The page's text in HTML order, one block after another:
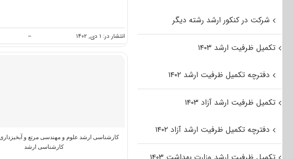
انتشار در: ۱ دی, ۱۴۰۲ --
کارشناسی ارشد علوم و مهندسی مرتع و
کارشناسی ارشد
شرکت در کنکور ارشد رشته دیگر
تکمیل ظرفیت ارشد ۱۴۰۳
دفترچه تکمیل ظرفیت ارشد ۱۴۰۲
تکمیل ظرفیت ارشد آزاد ۱۴۰۳
دفترچه تکمیل ظرفیت ارشد آزاد ۱۴۰۲